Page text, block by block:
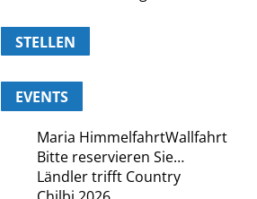
STELLEN
EVENTS
Maria HimmelfahrtWallfahrt
Bitte reservieren Sie…
Ländler trifft Country